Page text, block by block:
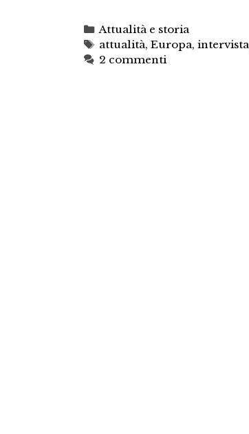
Categorie
Attualità e storia
Tag
attualità,Europa,intervista
2 commenti